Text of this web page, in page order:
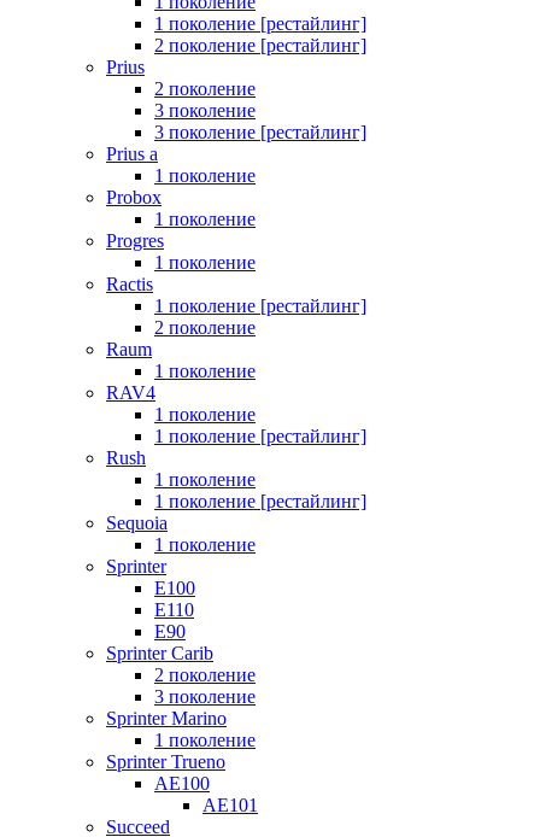
1 поколение [рестайлинг]
2 поколение [рестайлинг]
Prius
2 поколение
3 поколение
3 поколение [рестайлинг]
Prius a
1 поколение
Probox
1 поколение
Progres
1 поколение
Ractis
1 поколение [рестайлинг]
2 поколение
Raum
1 поколение
RAV4
1 поколение
1 поколение [рестайлинг]
Rush
1 поколение
1 поколение [рестайлинг]
Sequoia
1 поколение
Sprinter
E100
E110
E90
Sprinter Carib
2 поколение
3 поколение
Sprinter Marino
1 поколение
Sprinter Trueno
AE100
AE101
Succeed